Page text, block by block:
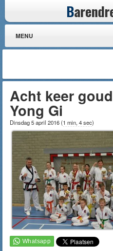
B
MENU
Acht keer
Yong Gi
Dinsdag 5 april 2016(1 min, 4 sec)